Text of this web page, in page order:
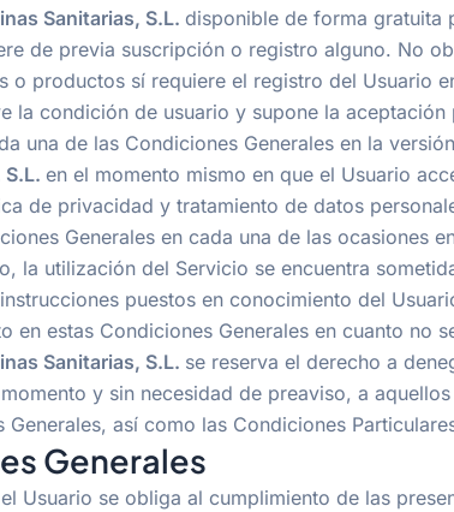
Sanitarias, S.L. disponible de forma gratuita
de previa suscripción o registro alguno. No
o productos sí requiere el registro del Usuario
la condición de usuario y supone la
una de las Condiciones Generales en la
en el momento mismo en que el Usuario
de privacidad y tratamiento de datos
Generales en cada una de las ocasiones
la utilización del Servicio se encuentra
puestos en conocimiento del
en estas Condiciones Generales en cuanto no
Sanitarias, S.L. se reserva el derecho a
y sin necesidad de preaviso, a
Generales, así como las Condiciones
Generales
Usuario se obliga al cumplimiento de las